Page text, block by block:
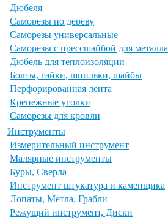
Дюбеля
Саморезы по дереву
Саморезы универсальные
Саморезы с прессшайбой для металла
Дюбель для теплоизоляции
Болты, гайки, шпильки, шайбы
Перфорированная лента
Крепежные уголки
Саморезы для кровли
Инструменты
Измерительный инструмент
Малярные инструменты
Буры, Сверла
Инструмент штукатура и каменщика
Лопаты, Метла, Грабли
Режущий инструмент, Диски